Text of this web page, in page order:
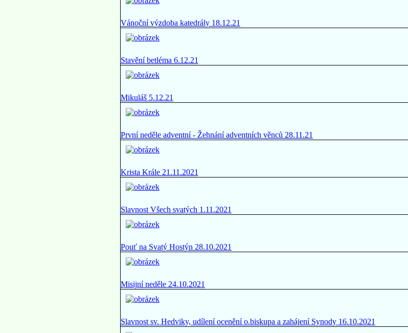
Vánoční výzdoba katedrály 18.12.21
Stavění betléma 6.12.21
Mikuláš 5.12.21
První neděle adventní - Žehnání adventních věnců 28.11.21
Krista Krále 21.11.2021
Slavnost Všech svatých 1.11.2021
Pouť na Svatý Hostýn 28.10.2021
Misijní neděle 24.10.2021
Slavnost sv. Hedviky, udílení ocenění o.biskupa a zahájení Synody 16.10.2021